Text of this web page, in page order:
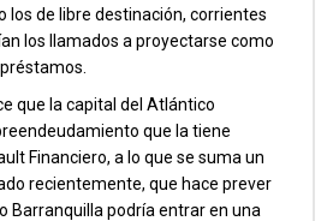
los de libre destinación, corrientes
los llamados a proyectarse como
que la capital del Atlántico
que la tiene
Financiero, a lo que se suma un
recientemente, que hace prever
Barranquilla podría entrar en una